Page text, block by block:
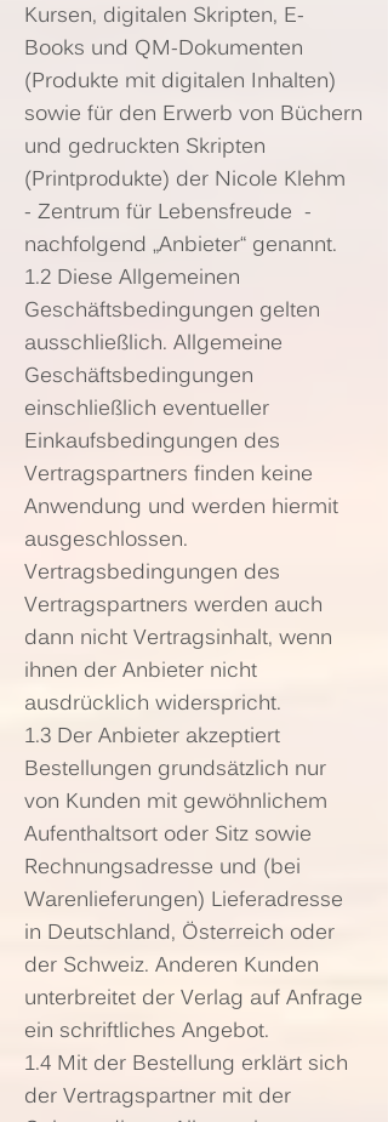
Kursen, digitalen Skripten, E-
Books und QM-Dokumenten
(Produkte mit digitalen Inhalten)
sowie für den Erwerb von Büchern
und gedruckten Skripten
(Printprodukte) der Nicole Klehm
- Zentrum für Lebensfreude -
nachfolgend „Anbieter“ genannt.
1.2 Diese Allgemeinen
Geschäftsbedingungen gelten
ausschließlich. Allgemeine
Geschäftsbedingungen
einschließlich eventueller
Einkaufsbedingungen des
Vertragspartners finden keine
Anwendung und werden hiermit
ausgeschlossen.
Vertragsbedingungen des
Vertragspartners werden auch
dann nicht Vertragsinhalt, wenn
ihnen der Anbieter nicht
ausdrücklich widerspricht.
1.3 Der Anbieter akzeptiert
Bestellungen grundsätzlich nur
von Kunden mit gewöhnlichem
Aufenthaltsort oder Sitz sowie
Rechnungsadresse und (bei
Warenlieferungen) Lieferadresse
in Deutschland, Österreich oder
der Schweiz. Anderen Kunden
unterbreitet der Verlag auf Anfrage
ein schriftliches Angebot.
1.4 Mit der Bestellung erklärt sich
der Vertragspartner mit der